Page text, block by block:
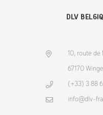
DLV
10, route de
67170
(+33) 3 88
info@dlv-